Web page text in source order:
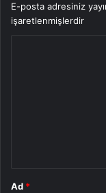
E-posta adresiniz
işaretlenmişlerdir
Ad *